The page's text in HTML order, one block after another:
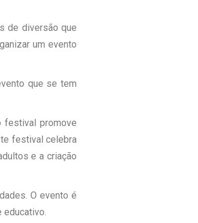
de diversão que
um evento
que se tem
festival promove
festival celebra
e a criação
O evento é
educativo.